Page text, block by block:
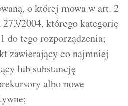
o której mowa w art. 2
2004, którego kategorię
do tego rozporządzenia;
zawierający co najmniej
lub substancję
albo nowe